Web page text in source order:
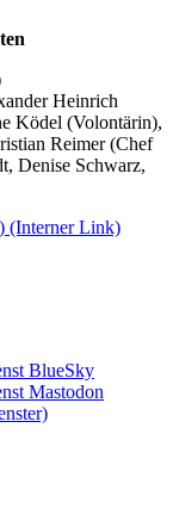
Heinrich
Ködel (Volontärin),
Reimer (Chef
Denise Schwarz,
(Interner Link)
BlueSky
Mastodon